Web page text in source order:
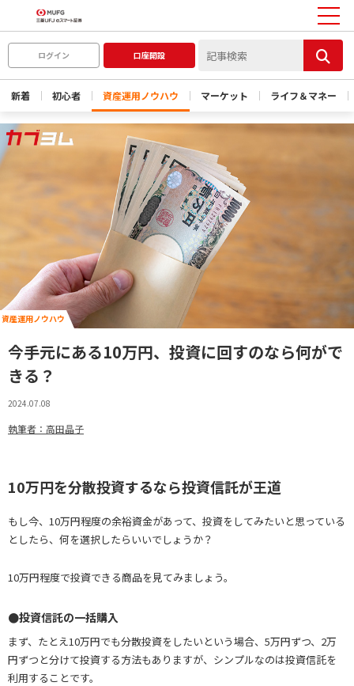
ログイン 口座開設
新着 初心者 資産運用ノウハウ マーケット ライフ＆マネー
資産運用ノウハウ
今手元にある10万円、投資に回すのなら何がで
きる？
2024.07.08
執筆者：高田晶子
10万円を分散投資するなら投資信託が王道
もし今、10万円程度の余裕資金があって、投資をしてみたいと思っている
としたら、何を選択したらいいでしょうか？
10万円程度で投資できる商品を見てみましょう。
●投資信託の一括購入
まず、たとえ10万円でも分散投資をしたいという場合、5万円ずつ、2万
円ずつと分けて投資する方法もありますが、シンプルなのは投資信託を
利用することです。